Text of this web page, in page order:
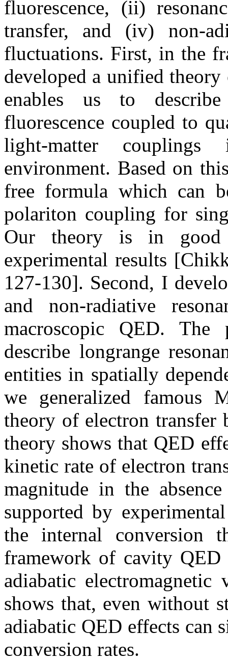
fluorescence, (ii)
transfer, and (iv) non-
fluctuations. First, in the
developed a unified
enables us to
fluorescence coupled to
light-matter
environment. Based on
free formula which can
polariton coupling for
Our theory is in good
experimental results
127-130]. Second, I
and non-radiative
macroscopic QED.
describe longrange
entities in spatially
we generalized famous
theory of electron transfer
theory shows that QED
kinetic rate of electron
magnitude in the
supported by
the internal
framework of cavity
adiabatic
shows that, even without
adiabatic QED effects can
conversion rates.